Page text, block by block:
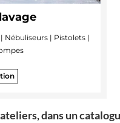
Nébuliseurs | Pistolets |
dans un